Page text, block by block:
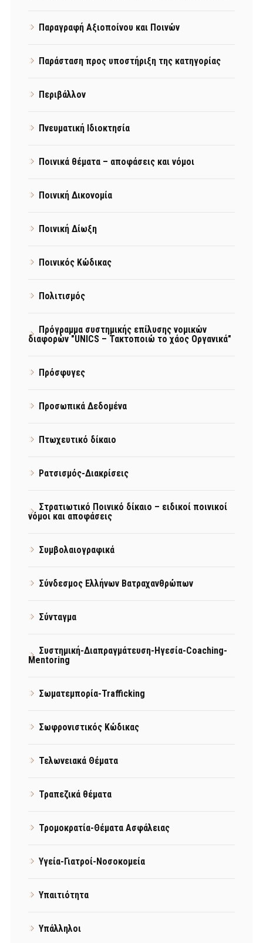
Παραγραφή Αξιοποίνου και Ποινών
Παράσταση προς υποστήριξη της κατηγορίας
Περιβάλλον
Πνευματική Ιδιοκτησία
Ποινικά θέματα – αποφάσεις και νόμοι
Ποινική Δικονομία
Ποινική Δίωξη
Ποινικός Κώδικας
Πολιτισμός
Πρόγραμμα συστημικής επίλυσης νομικών
διαφορών "UNICS – Τακτοποιώ το χάος Οργανικά"
Πρόσφυγες
Προσωπικά Δεδομένα
Πτωχευτικό δίκαιο
Ρατσισμός-Διακρίσεις
Στρατιωτικό Ποινικό δίκαιο – ειδικοί ποινικοί
νόμοι και αποφάσεις
Συμβολαιογραφικά
Σύνδεσμος Ελλήνων Βατραχανθρώπων
Σύνταγμα
Συστημική-Διαπραγμάτευση-Ηγεσία-Coaching-
Mentoring
Σωματεμπορία-Trafficking
Σωφρονιστικός Κώδικας
Τελωνειακά Θέματα
Τραπεζικά θέματα
Τρομοκρατία-Θέματα Ασφάλειας
Υγεία-Γιατροί-Νοσοκομεία
Υπαιτιότητα
Υπάλληλοι